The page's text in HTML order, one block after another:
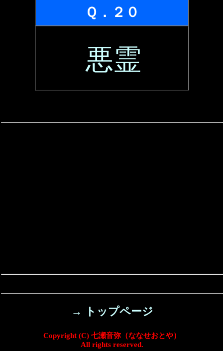
Ｑ．２０
悪霊
→ トップページ
Copyright (C) 七瀬音弥（ななせおとや）
All rights reserved.